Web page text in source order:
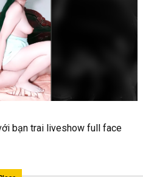
bạn trai liveshow full face